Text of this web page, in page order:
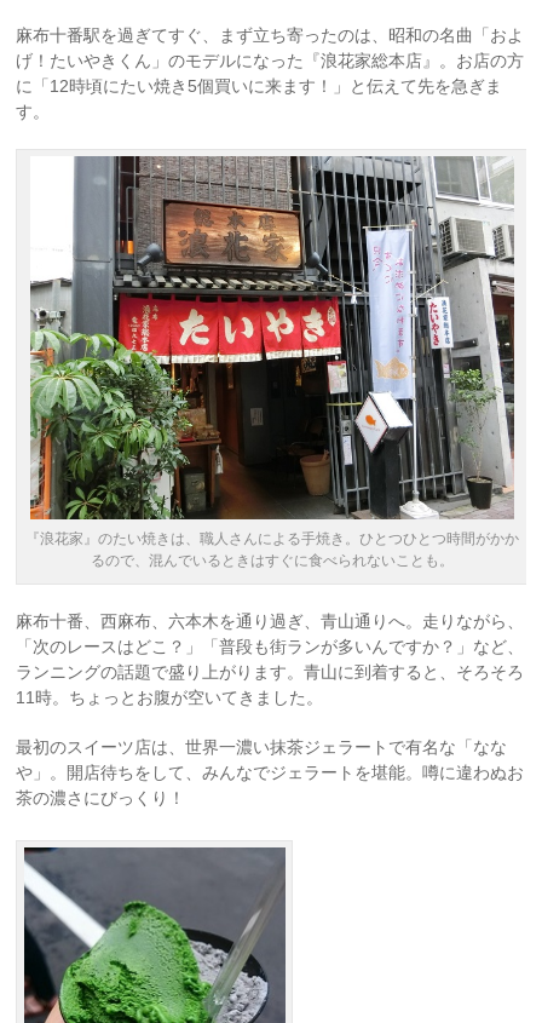
麻布十番駅を過ぎてすぐ、まず立ち寄ったのは、昭和の名曲「およ
げ！たいやきくん」のモデルになった『浪花家総本店』。お店の方
に「12時頃にたい焼き5個買いに来ます！」と伝えて先を急ぎま
す。
『浪花家』のたい焼きは、職人さんによる手焼き。ひとつひとつ時間がかか
るので、混んでいるときはすぐに食べられないことも。
麻布十番、西麻布、六本木を通り過ぎ、青山通りへ。走りながら、
「次のレースはどこ？」「普段も街ランが多いんですか？」など、
ランニングの話題で盛り上がります。青山に到着すると、そろそろ
11時。ちょっとお腹が空いてきました。
最初のスイーツ店は、世界一濃い抹茶ジェラートで有名な「なな
や」。開店待ちをして、みんなでジェラートを堪能。噂に違わぬお
茶の濃さにびっくり！